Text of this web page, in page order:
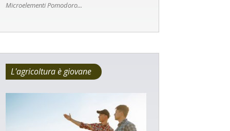
Microelementi Pomodoro...
L'agricoltura è giovane